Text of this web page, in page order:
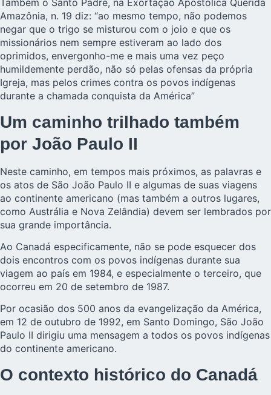
Também o Santo Padre, na Exortação Apostólica Querida
Amazônia, n. 19 diz: “ao mesmo tempo, não podemos
negar que o trigo se misturou com o joio e que os
missionários nem sempre estiveram ao lado dos
oprimidos, envergonho-me e mais uma vez peço
humildemente perdão, não só pelas ofensas da própria
Igreja, mas pelos crimes contra os povos indígenas
durante a chamada conquista da América”
Um caminho trilhado também
por João Paulo II
Neste caminho, em tempos mais próximos, as palavras e
os atos de São João Paulo II e algumas de suas viagens
ao continente americano (mas também a outros lugares,
como Austrália e Nova Zelândia) devem ser lembrados por
sua grande importância.
Ao Canadá especificamente, não se pode esquecer dos
dois encontros com os povos indígenas durante sua
viagem ao país em 1984, e especialmente o terceiro, que
ocorreu em 20 de setembro de 1987.
Por ocasião dos 500 anos da evangelização da América,
em 12 de outubro de 1992, em Santo Domingo, São João
Paulo II dirigiu uma mensagem a todos os povos indígenas
do continente americano.
O contexto histórico do Canadá